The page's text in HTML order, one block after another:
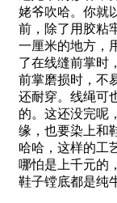
姥爷吹哈。你就
前，除了用胶粘
一厘米的地方，
了在线缝前掌时
前掌磨损时，不
还耐穿。线绳可
的。这还没完呢
缘，也要染上和
哈哈，这样的工
哪怕是上千元的
鞋子镗底都是纯